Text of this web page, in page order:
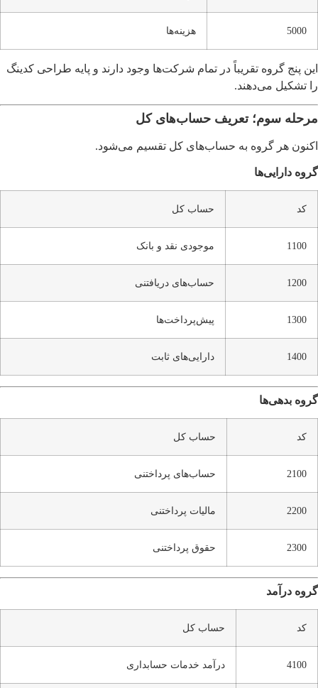
5000 هزینه‌ها
این پنج گروه تقریباً در تمام شرکت‌ها وجود دارند و پایه طراحی کدینگ
را تشکیل می‌دهند.
مرحله سوم؛ تعریف حساب‌های کل
اکنون هر گروه به حساب‌های کل تقسیم می‌شود.
گروه دارایی‌ها
کد حساب کل
1100 موجودی نقد و بانک
1200 حساب‌های دریافتنی
1300 پیش‌پرداخت‌ها
1400 دارایی‌های ثابت
گروه بدهی‌ها
کد حساب کل
2100 حساب‌های پرداختنی
2200 مالیات پرداختنی
2300 حقوق پرداختنی
گروه درآمد
کد حساب کل
4100 درآمد خدمات حسابداری